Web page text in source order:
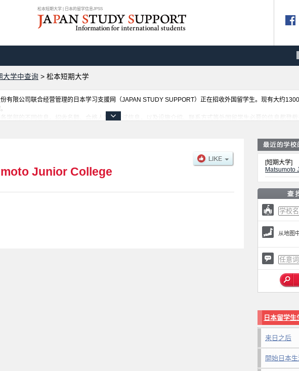
松本短期大学 | 日本的留学信息JPSS
大学中查询 > 松本短期大学
有限公司联合经营管理的日本学习支援网（JAPAN STUDY SUPPORT）正在招收外国留学生。现有大约1300
学部的不同信息。招收名额、合格人数等考试信息，以及设施介绍、联系方式等外国留学生必要的信息都登载
Junior College
[短期大学]
Matsumoto
从地图
日本留学生
来日之后
開始日本